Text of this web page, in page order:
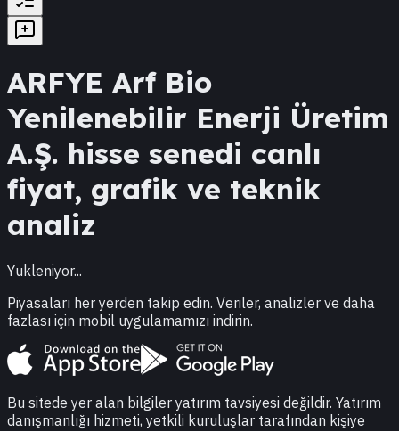
ARFYE Arf Bio
Yenilenebilir Enerji Üretim
A.Ş. hisse senedi canlı
fiyat, grafik ve teknik
analiz
Yukleniyor...
Piyasaları her yerden takip edin. Veriler, analizler ve daha
fazlası için mobil uygulamamızı indirin.
Bu sitede yer alan bilgiler yatırım tavsiyesi değildir. Yatırım
danışmanlığı hizmeti, yetkili kuruluşlar tarafından kişiye